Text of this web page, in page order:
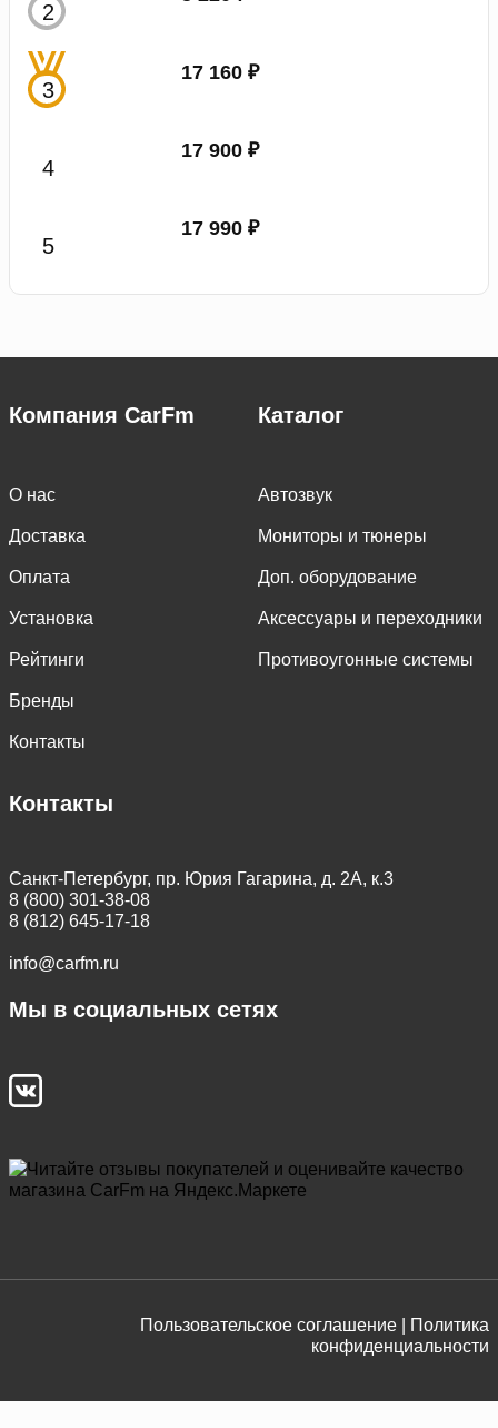
17 160 ₽
17 900 ₽
17 990 ₽
Компания CarFm
О нас
Доставка
Оплата
Установка
Рейтинги
Бренды
Контакты
Каталог
Автозвук
Мониторы и тюнеры
Доп. оборудование
Аксессуары и переходники
Противоугонные системы
Контакты
Санкт-Петербург, пр. Юрия Гагарина, д. 2А, к.3
8 (800) 301-38-08
8 (812) 645-17-18
info@carfm.ru
Мы в социальных сетях
Пользовательское соглашение |
Политика
конфиденциальности